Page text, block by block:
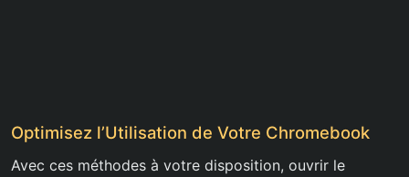
Optimisez l’Utilisation de Votre Chromebook
Avec ces méthodes à votre disposition, ouvrir le